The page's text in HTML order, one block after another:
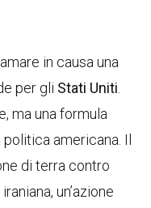
in causa una
per gli Stati Uniti
ma una formula
americana. Il
di terra contro
un’azione